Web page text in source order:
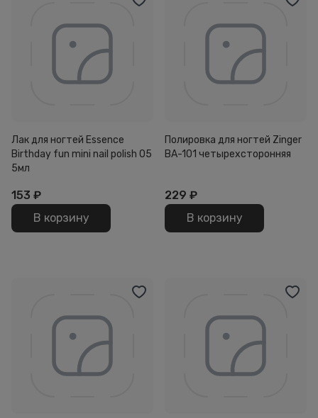
Лак для ногтей Essence
Birthday fun mini nail polish 05
5мл
153 ₽
В корзину
Полировка для ногтей Zinger
BA-101 четырехсторонняя
229 ₽
В корзину